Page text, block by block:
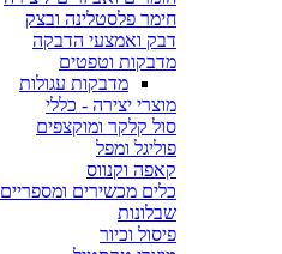
חימר פלסטלינה ובצק
דבק ואמצעי הדבקה
מדבקות וטפטים
מדבקות עגולות
מוצרי יצירה - כללי
סול קלקר ומוקצפים
פוליגל ומפל
קאפה וקנווס
כלים מכשירים ומספריים
שבלונות
פיסול וכיור